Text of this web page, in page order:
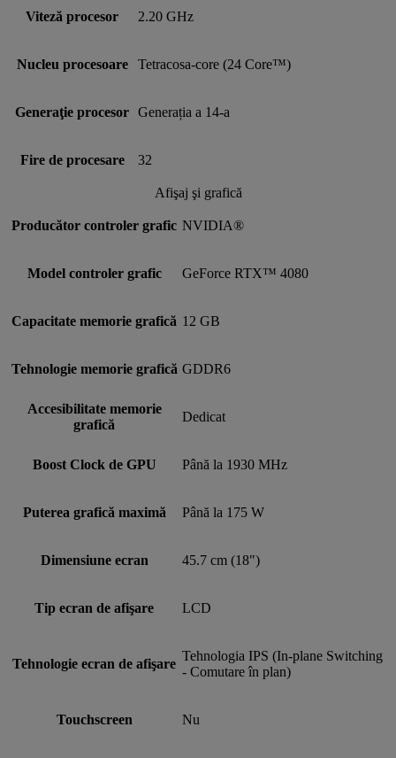
Viteză procesor 2.20 GHz
Nucleu procesoare Tetracosa-core (24 Core™)
Generaţie procesor Generația a 14-a
Fire de procesare 32
Afişaj şi grafică
Producător controler grafic NVIDIA®
Model controler grafic GeForce RTX™ 4080
Capacitate memorie grafică 12 GB
Tehnologie memorie grafică GDDR6
Accesibilitate memorie
grafică
Dedicat
Boost Clock de GPU Până la 1930 MHz
Puterea grafică maximă Până la 175 W
Dimensiune ecran 45.7 cm (18")
Tip ecran de afişare LCD
Tehnologie ecran de afişare
Tehnologia IPS (In-plane Switching
- Comutare în plan)
Touchscreen Nu